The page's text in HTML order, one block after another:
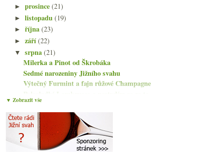
►prosince(21)
►listopadu(19)
►října(23)
►září(22)
▼srpna(21)
Milerka a Pinot od Škrobáka
Sedmé narozeniny Jižního svahu
Výtečný Furmint a fajn růžové Champagne
Polosladké Lambrusco a nestydím se za to
Jezero vína po zemětřesení v údolí Napa
Vinař roku 2014, ruský vinný monopol a nejlepší Bo...
Fajn bílé z Korsiky
Krásné čtení o víně… a domácí!
Další sklizeň na Jižním svahu
▼ Zobrazit vše